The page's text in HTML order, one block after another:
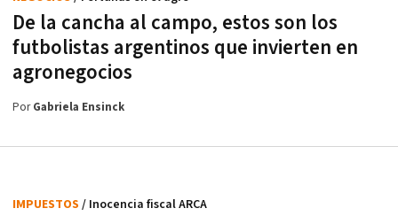
De la cancha al campo, estos son los
futbolistas argentinos que invierten en
agronegocios
PorGabriela Ensinck
IMPUESTOS / Inocencia fiscal ARCA